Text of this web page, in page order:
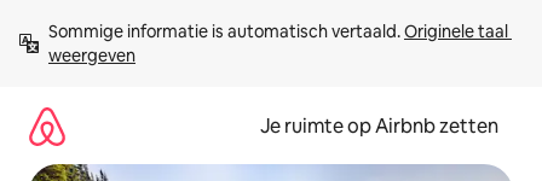
direct
naar
Sommige informatie is automatisch vertaald. Originele taal
weergeven
Je ruimte op Airbnb zetten